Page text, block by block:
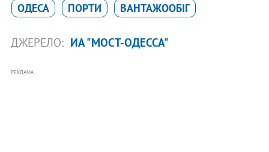
ОДЕСА ПОРТИ ВАНТАЖООБІГ
ДЖЕРЕЛО: ИА "МОСТ-ОДЕССА"
РЕКЛАМА